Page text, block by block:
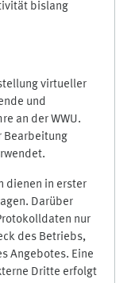
bislang
virtueller
und
an der WWU.
Bearbeitung
dienen in erster
Darüber
nur
des Betriebs,
Angebotes. Eine
Dritte erfolgt